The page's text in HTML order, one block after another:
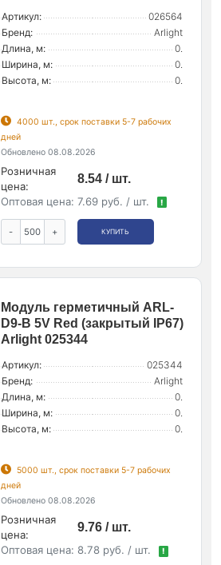
Артикул:
026564
Бренд:
Arlight
Длина, м:
0.
Ширина, м:
0.
Высота, м:
0.
4000 шт., срок поставки 5-7 рабочих
дней
Обновлено 08.08.2026
Розничная
цена:
8.54 / шт.
Оптовая цена: 7.69 руб. / шт. !
- + КУПИТЬ
Модуль герметичный ARL-
D9-B 5V Red (закрытый IP67)
Arlight 025344
Артикул:
025344
Бренд:
Arlight
Длина, м:
0.
Ширина, м:
0.
Высота, м:
0.
5000 шт., срок поставки 5-7 рабочих
дней
Обновлено 08.08.2026
Розничная
цена:
9.76 / шт.
Оптовая цена: 8.78 руб. / шт. !